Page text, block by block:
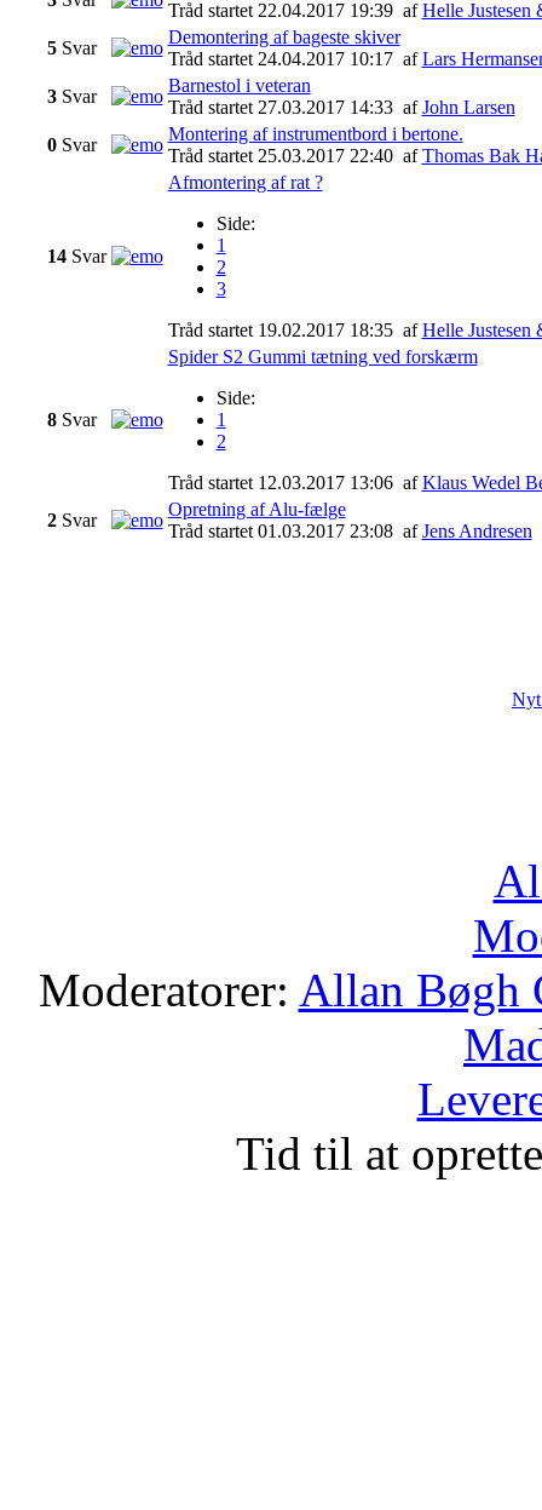
Tråd startet 22.04.2017 19:39 afHelle Justesen
5 Svar
Demontering af bageste skiver
Tråd startet 24.04.2017 10:17 afLars
3 Svar
Barnestol i veteran
Tråd startet 27.03.2017 14:33 afJohn Larsen
0 Svar
Montering af instrumentbord i bertone.
Tråd startet 25.03.2017 22:40 afThomas Bak
14 Svar
Afmontering af rat ?
Side:
1
2
3
Tråd startet 19.02.2017 18:35 afHelle Justesen
8 Svar
Spider S2 Gummi tætning ved forskærm
Side:
1
2
Tråd startet 12.03.2017 13:06 afKlaus Wedel
2 Svar
Opretning af Alu-fælge
Tråd startet 01.03.2017 23:08 afJens Andresen
Nyt
Moderatorer: Allan Bøgh
Tid til at